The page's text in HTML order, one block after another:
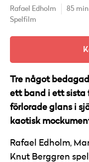
Rafael Edholm 85 min
Spelfilm
Tre något
ett band i ett sista
förlorade glans i
kaotisk
Rafael Edholm,
Knut Berggren